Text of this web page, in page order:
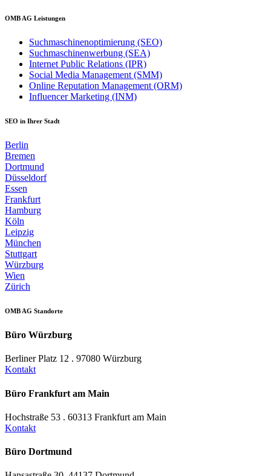
OMB AG Leistungen
Suchmaschinenoptimierung (SEO)
Suchmaschinenwerbung (SEA)
Internet Public Relations (IPR)
Social Media Management (SMM)
Online Reputation Management (ORM)
Influencer Marketing (INM)
SEO in Ihrer Stadt
Berlin
Bremen
Dortmund
Düsseldorf
Essen
Frankfurt
Hamburg
Köln
Leipzig
München
Stuttgart
Würzburg
Wien
Zürich
OMB AG Standorte
Büro Würzburg
Berliner Platz 12 . 97080 Würzburg
Kontakt
Büro Frankfurt am Main
Hochstraße 53 . 60313 Frankfurt am Main
Kontakt
Büro Dortmund